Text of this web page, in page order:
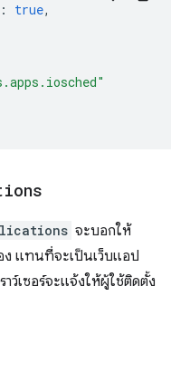
: true,
จะบอกให้
ง แทนที่จะเป็นเว็บแอป
าว์เซอร์จะแจ้งให้ผู้ใช้ติดตั้ง